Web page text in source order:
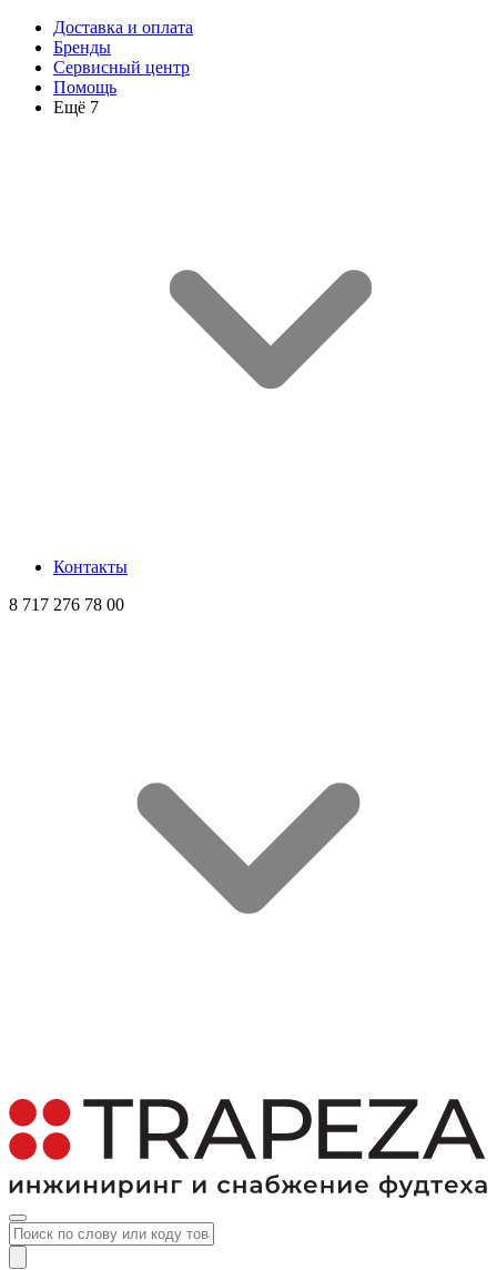
Доставка и оплата
Бренды
Сервисный центр
Помощь
Ещё 7
Контакты
8 717 276 78 00